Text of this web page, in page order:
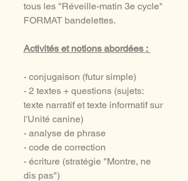
tous les "Réveille-matin 3e cycle"
FORMAT bandelettes.
Activités et notions abordées :
- conjugaison (futur simple)
- 2 textes + questions (sujets:
texte narratif et texte informatif sur
l'Unité canine)
- analyse de phrase
- code de correction
- écriture (stratégie "Montre, ne
dis pas")